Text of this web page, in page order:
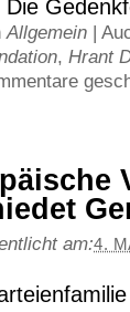
Die
Allgemein |
, Hrant
am:4.